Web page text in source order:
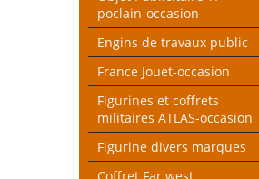
poclain-occasion
Engins de travaux public
France Jouet-occasion
Figurines et coffrets
militaires ATLAS-occasion
Figurine divers marques